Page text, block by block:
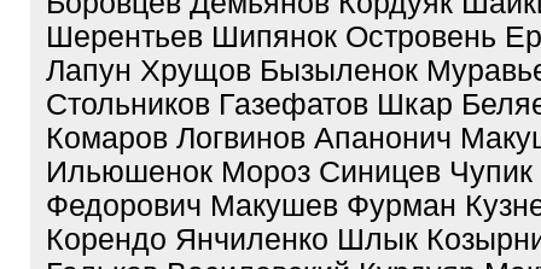
Шерентьев Шипянок Островень
Лапун Хрущов Бызыленок
Стольников Газефатов Шкар
Комаров Логвинов Апанонич
Ильюшенок Мороз Синицев Чупик
Федорович Макушев Фурман
Корендо Янчиленко Шлык